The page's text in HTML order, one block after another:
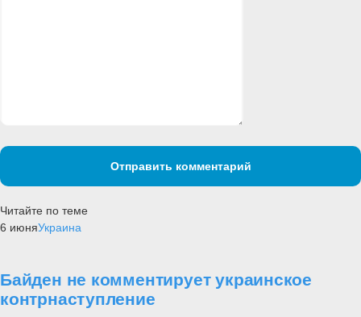
Отправить комментарий
Читайте по теме
6 июняУкраина
Байден не комментирует украинское
контрнаступление